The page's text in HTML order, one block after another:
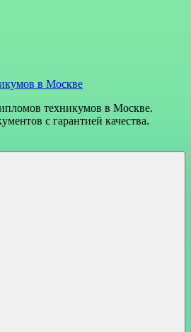
в Москве
техникумов в Москве.
с гарантией качества.